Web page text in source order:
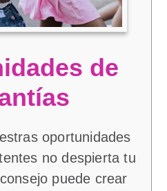
de
oportunidades
no despierta tu
puede crear